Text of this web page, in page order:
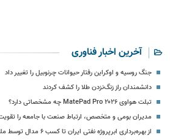
آخرین اخبار فناوری
جنگ روسیه و اوکراین رفتار حیوانات چرنوبیل را تغییر داد
دانشمندان راز زنگ‌نزدن طلا را کشف کردند
تبلت هواوی MatePad Pro ۲۰۲۶ چه مشخصاتی دارد؟
مدیران بومی و متخصص، ارتباط صنعت با جامعه را
از بهره‌برداری ابرپروژه نفتی ایران تا کسب ۶ مدال توسط ملی‌پوشان دوومیدانی